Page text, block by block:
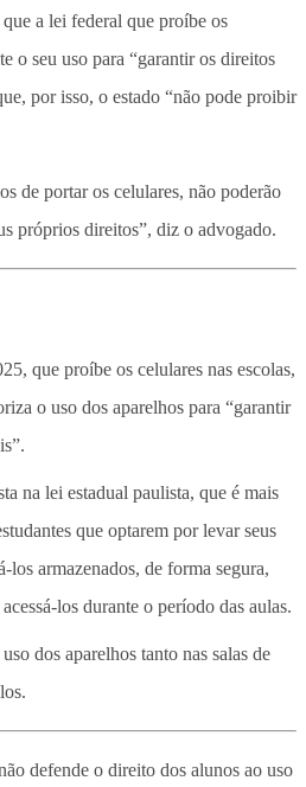
a lei federal que proíbe os
o seu uso para “garantir os direitos
por isso, o estado “não pode proibir
de portar os celulares, não poderão
próprios direitos”, diz o advogado.
que proíbe os celulares nas escolas,
o uso dos aparelhos para “garantir
na lei estadual paulista, que é mais
que optarem por levar seus
los armazenados, de forma segura,
los durante o período das aulas.
dos aparelhos tanto nas salas de
defende o direito dos alunos ao uso